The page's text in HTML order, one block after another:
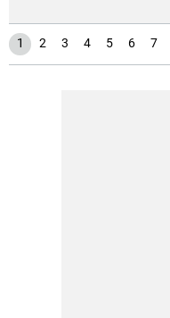
1 2 3 4 5 6 7